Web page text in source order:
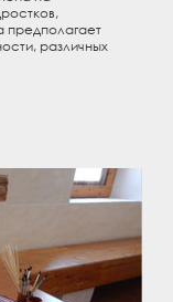
предполагает
различных